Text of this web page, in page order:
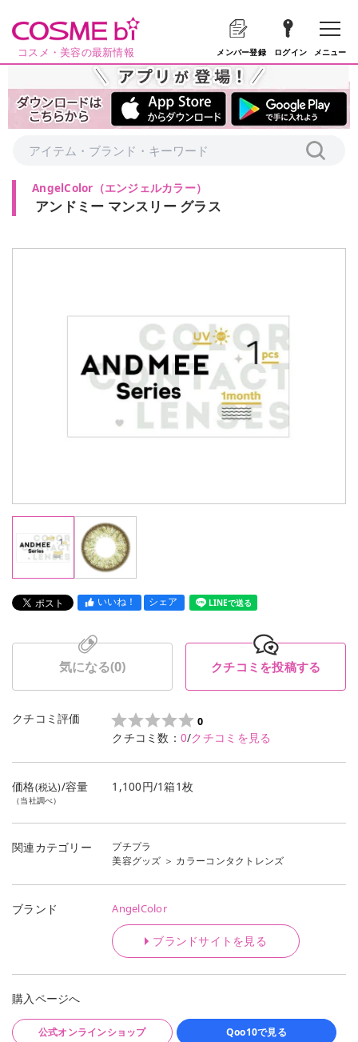
コスメ・美容の最新情報 メンバー登録 ログイン メニュー
AngelColor （エンジェルカラー）
アンドミー マンスリー グラス
いいね！ シェア LINEで送る
気になる(0) クチコミを投稿する
クチコミ評価 0
クチコミ数： 0/クチコミを見る
価格(税込)/容量
（当社調べ）
1,100円/1箱1枚
関連カテゴリー
プチプラ
美容グッズ ＞ カラーコンタクトレンズ
ブランド AngelColor
ブランドサイトを見る
購入ページへ
公式オンラインショップ Qoo10で見る